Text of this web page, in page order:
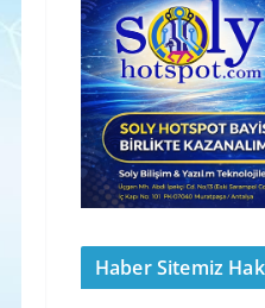
Haber Sitemiz